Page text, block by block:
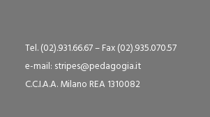
Tel. (02).931.66.67 – Fax (02).935.070.57
e-mail: stripes@pedagogia.it
C.C.I.A.A. Milano REA 1310082